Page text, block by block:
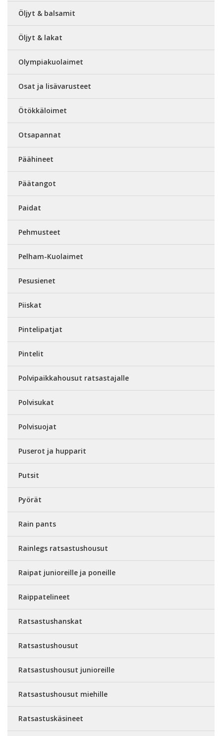
Öljyt & balsamit
Öljyt & lakat
Olympiakuolaimet
Osat ja lisävarusteet
Ötökkäloimet
Otsapannat
Päähineet
Päätangot
Paidat
Pehmusteet
Pelham-Kuolaimet
Pesusienet
Piiskat
Pintelipatjat
Pintelit
Polvipaikkahousut ratsastajalle
Polvisukat
Polvisuojat
Puserot ja hupparit
Putsit
Pyörät
Rain pants
Rainlegs ratsastushousut
Raipat junioreille ja poneille
Raippatelineet
Ratsastushanskat
Ratsastushousut
Ratsastushousut junioreille
Ratsastushousut miehille
Ratsastuskäsineet